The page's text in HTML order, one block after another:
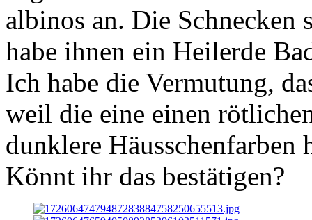
albinos an. Die Schnecken
habe ihnen ein Heilerde
Ich habe die Vermutung,
weil die eine einen
dunklere Häusschenfarben
Könnt ihr das bestätigen?